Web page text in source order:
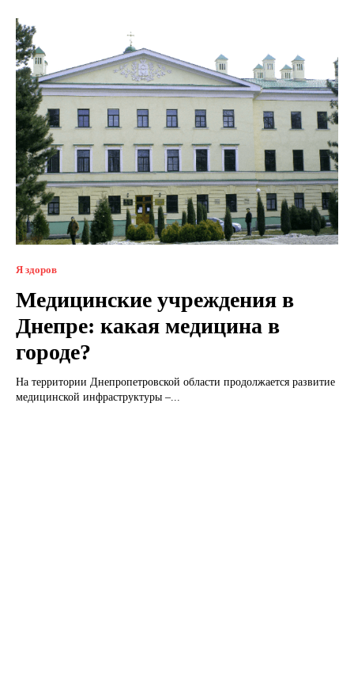
Я здоров
Медицинские учреждения в
Днепре: какая медицина в
городе?
На территории Днепропетровской области продолжается развитие
медицинской инфраструктуры –...